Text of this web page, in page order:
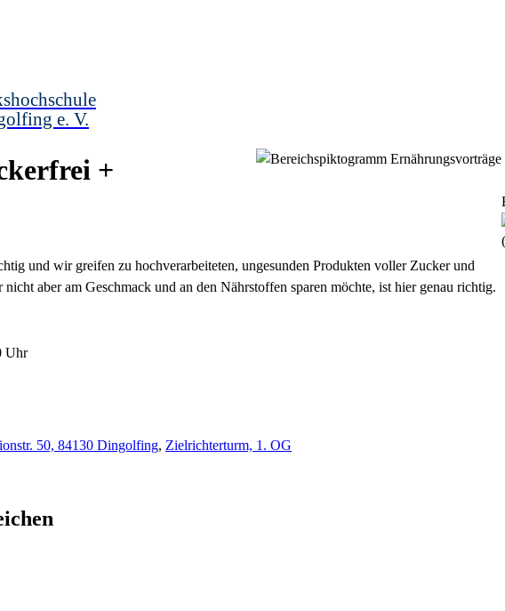
e. V.
+
und wir greifen zu hochverarbeiteten, ungesunden Produkten voller Zucker und
aber am Geschmack und an den Nährstoffen sparen möchte, ist hier genau richtig.
Uhr
50, 84130 Dingolfing, Zielrichterturm, 1. OG